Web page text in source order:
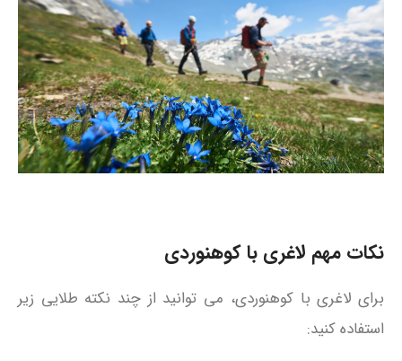
نکات مهم لاغری با کوهنوردی
برای لاغری با کوهنوردی، می‌ توانید از چند نکته طلایی زیر
استفاده کنید: